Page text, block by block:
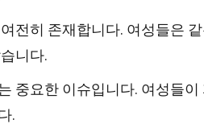
전히 존재합니다. 여성들은
니다.
중요한 이슈입니다. 여성들
.